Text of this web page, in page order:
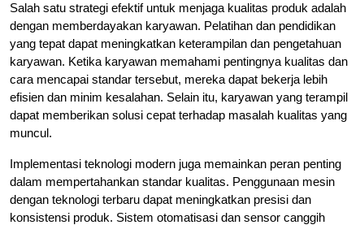
Salah satu strategi efektif untuk menjaga kualitas produk adalah
dengan memberdayakan karyawan. Pelatihan dan pendidikan
yang tepat dapat meningkatkan keterampilan dan pengetahuan
karyawan. Ketika karyawan memahami pentingnya kualitas dan
cara mencapai standar tersebut, mereka dapat bekerja lebih
efisien dan minim kesalahan. Selain itu, karyawan yang terampil
dapat memberikan solusi cepat terhadap masalah kualitas yang
muncul.
Implementasi teknologi modern juga memainkan peran penting
dalam mempertahankan standar kualitas. Penggunaan mesin
dengan teknologi terbaru dapat meningkatkan presisi dan
konsistensi produk. Sistem otomatisasi dan sensor canggih